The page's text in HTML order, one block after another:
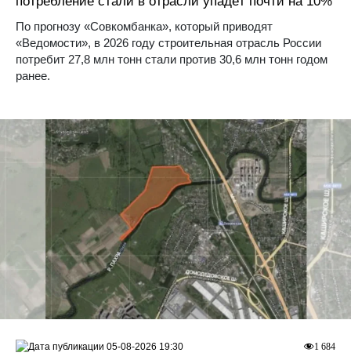
По прогнозу «Совкомбанка», который приводят
«Ведомости», в 2026 году строительная отрасль России
потребит 27,8 млн тонн стали против 30,6 млн тонн годом
ранее.
1 684
05-08-2026 19:30